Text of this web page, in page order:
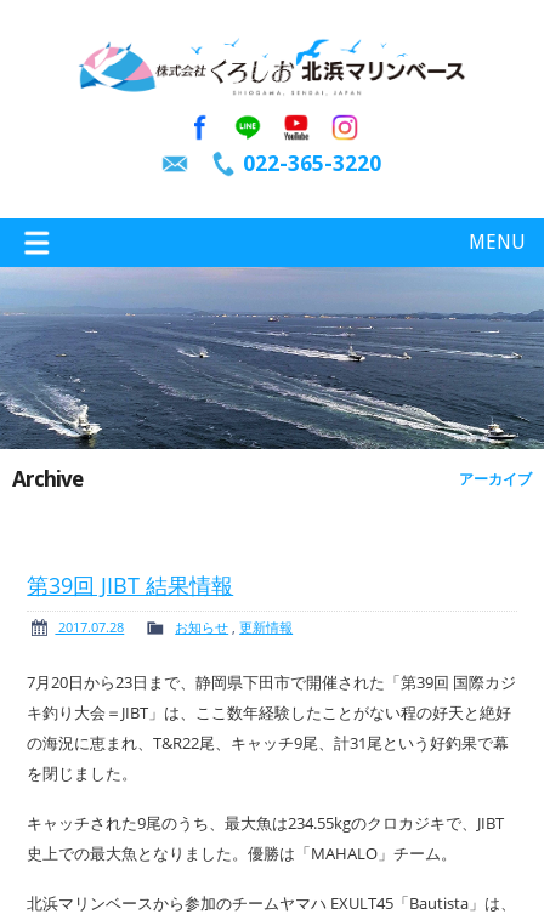
022-365-3220
MENU
特選情報 釣り情報
Archive アーカイブ
第39回 JIBT 結果情報
2017.07.28 お知らせ ,更新情報
7月20日から23日まで、静岡県下田市で開催された「第39回 国際カジ
キ釣り大会＝JIBT」は、ここ数年経験したことがない程の好天と絶好
の海況に恵まれ、T&R22尾、キャッチ9尾、計31尾という好釣果で幕
を閉じました。
キャッチされた9尾のうち、最大魚は234.55kgのクロカジキで、JIBT
史上での最大魚となりました。優勝は「MAHALO」チーム。
北浜マリンベースから参加のチームヤマハ EXULT45「Bautista」は、